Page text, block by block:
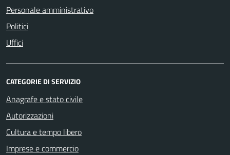
Personale amministrativo
Politici
Uffici
CATEGORIE DI SERVIZIO
Anagrafe e stato civile
Autorizzazioni
Cultura e tempo libero
Imprese e commercio